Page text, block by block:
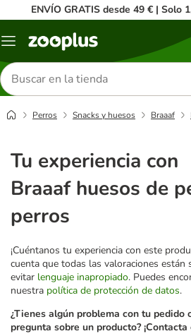
ENVÍO GRATIS desde 49 € | Solo
Menú
Buscar
productos
Perros Snacks y huesos Braaaf
Tu experiencia con
Braaaf huesos de
perros
¡Cuéntanos tu experiencia con este
cuenta que todas las valoraciones están
evitar lenguaje inapropiado. Puedes
nuestra política de protección de datos.
¿Tienes algún problema con tu pedido
pregunta sobre un producto?